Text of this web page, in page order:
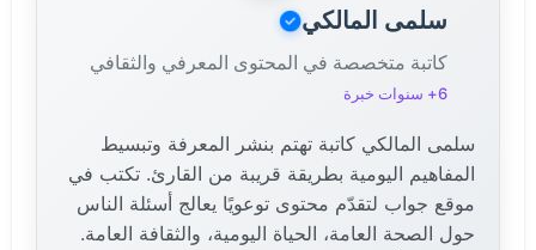
سلمى المالكي
كاتبة متخصصة في المحتوى المعرفي والثقافي
6+ سنوات خبرة
سلمى المالكي كاتبة تهتم بنشر المعرفة وتبسيط
المفاهيم اليومية بطريقة قريبة من القارئ. تكتب في
موقع جواب لتقدّم محتوى توعويًا يعالج أسئلة الناس
حول الصحة العامة، الحياة اليومية، والثقافة العامة.